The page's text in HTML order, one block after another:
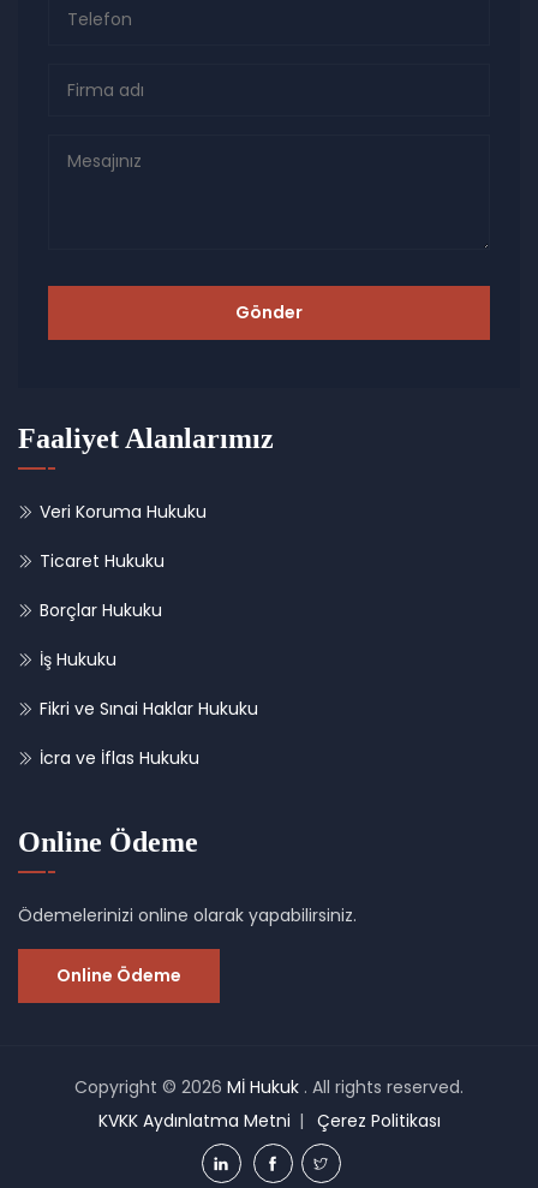
Gönder
Faaliyet Alanlarımız
Veri Koruma Hukuku
Ticaret Hukuku
Borçlar Hukuku
İş Hukuku
Fikri ve Sınai Haklar Hukuku
İcra ve İflas Hukuku
Online Ödeme
Ödemelerinizi online olarak yapabilirsiniz.
Online Ödeme
Copyright © 2026 Mİ Hukuk . All rights reserved.
KVKK Aydınlatma Metni
Çerez Politikası